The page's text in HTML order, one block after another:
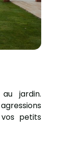
jardin.
petits